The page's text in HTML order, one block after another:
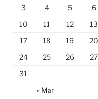
3
4 5 6
10
11 12 13
17
18 19 20
24
25 26 27
31
« Mar